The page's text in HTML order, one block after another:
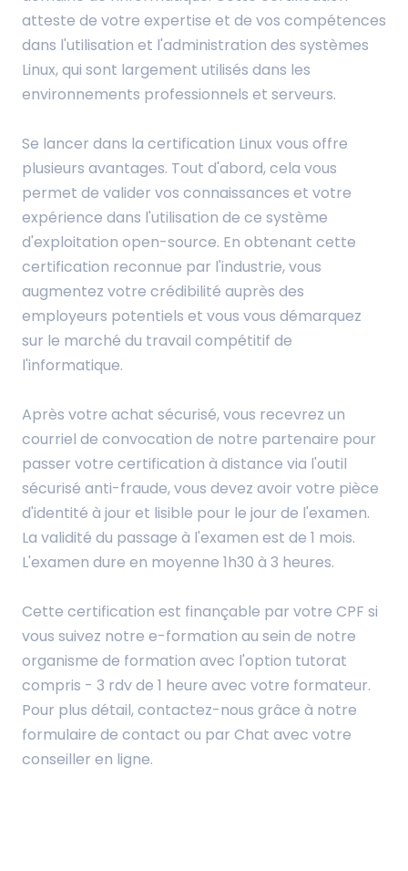
atteste de votre expertise et de vos compétences
dans l'utilisation et l'administration des systèmes
Linux, qui sont largement utilisés dans les
environnements professionnels et serveurs.
Se lancer dans la certification Linux vous offre
plusieurs avantages. Tout d'abord, cela vous
permet de valider vos connaissances et votre
expérience dans l'utilisation de ce système
d'exploitation open-source. En obtenant cette
certification reconnue par l'industrie, vous
augmentez votre crédibilité auprès des
employeurs potentiels et vous vous démarquez
sur le marché du travail compétitif de
l'informatique.
Après votre achat sécurisé, vous recevrez un
courriel de convocation de notre partenaire pour
passer votre certification à distance via l'outil
sécurisé anti-fraude, vous devez avoir votre pièce
d'identité à jour et lisible pour le jour de l'examen.
La validité du passage à l'examen est de 1 mois.
L'examen dure en moyenne 1h30 à 3 heures.
Cette certification est finançable par votre CPF si
vous suivez notre e-formation au sein de notre
organisme de formation avec l'option tutorat
compris - 3 rdv de 1 heure avec votre formateur.
Pour plus détail, contactez-nous grâce à notre
formulaire de contact ou par Chat avec votre
conseiller en ligne.